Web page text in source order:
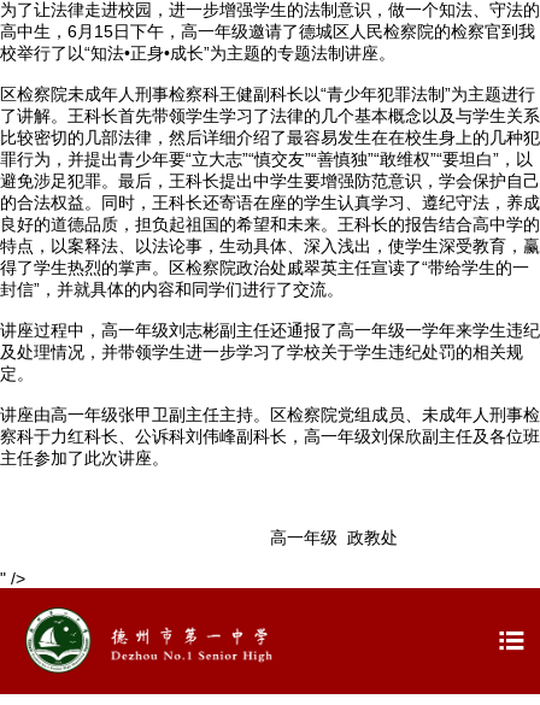
为了让法律走进校园，进一步增强学生的法制意识，做一个知法、守法的
高中生，6月15日下午，高一年级邀请了德城区人民检察院的检察官到我
校举行了以“知法•正身•成长”为主题的专题法制讲座。
区检察院未成年人刑事检察科王健副科长以“青少年犯罪法制”为主题进行
了讲解。王科长首先带领学生学习了法律的几个基本概念以及与学生关系
比较密切的几部法律，然后详细介绍了最容易发生在在校生身上的几种犯
罪行为，并提出青少年要“立大志”“慎交友”“善慎独”“敢维权”“要坦白”，以
避免涉足犯罪。最后，王科长提出中学生要增强防范意识，学会保护自己
的合法权益。同时，王科长还寄语在座的学生认真学习、遵纪守法，养成
良好的道德品质，担负起祖国的希望和未来。王科长的报告结合高中学的
特点，以案释法、以法论事，生动具体、深入浅出，使学生深受教育，赢
得了学生热烈的掌声。区检察院政治处戚翠英主任宣读了“带给学生的一
封信”，并就具体的内容和同学们进行了交流。
讲座过程中，高一年级刘志彬副主任还通报了高一年级一学年来学生违纪
及处理情况，并带领学生进一步学习了学校关于学生违纪处罚的相关规
定。
讲座由高一年级张甲卫副主任主持。区检察院党组成员、未成年人刑事检
察科于力红科长、公诉科刘伟峰副科长，高一年级刘保欣副主任及各位班
主任参加了此次讲座。
高一年级 政教处
" />

 首页
 学校概况
 信息公开
 校园新闻